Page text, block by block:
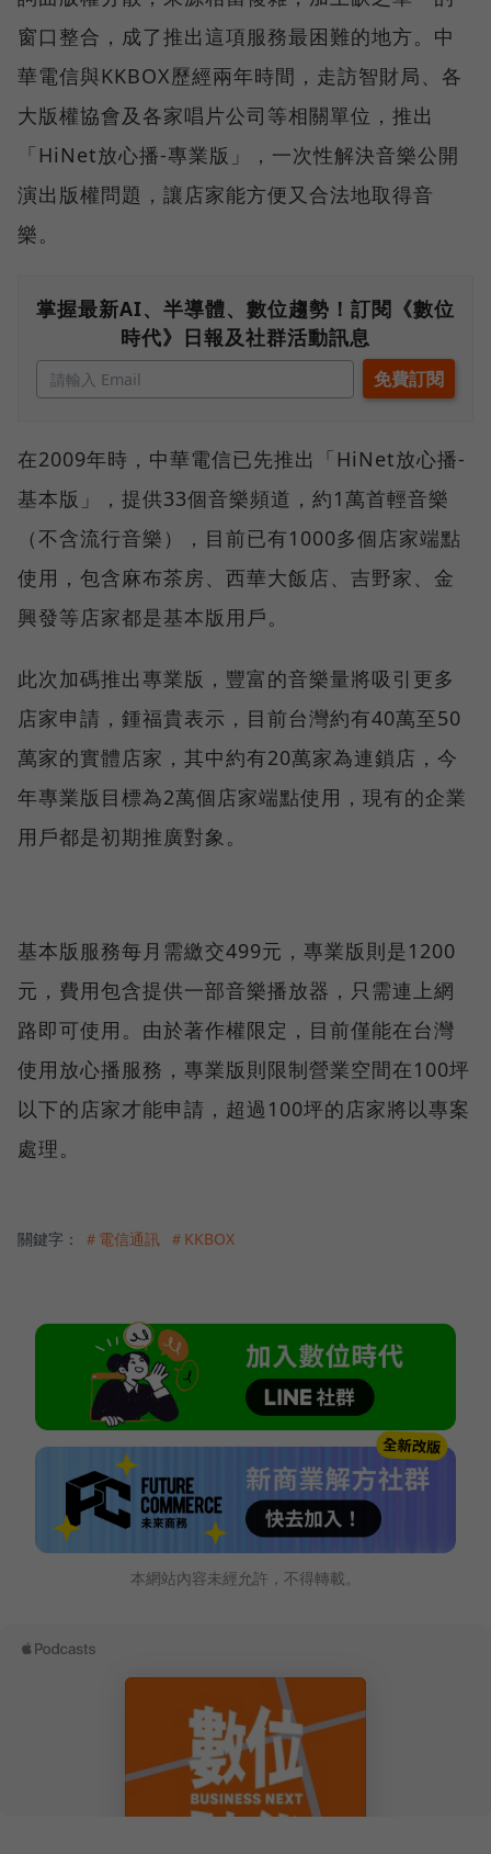
窗口整合，成了推出這項服務最困難的地方。中
華電信與KKBOX歷經兩年時間，走訪智財局、各
大版權協會及各家唱片公司等相關單位，推出
「HiNet放心播-專業版」，一次性解決音樂公開
演出版權問題，讓店家能方便又合法地取得音
樂。
掌握最新AI、半導體、數位趨勢！訂閱《數位
時代》日報及社群活動訊息
在2009年時，中華電信已先推出「HiNet放心播-
基本版」，提供33個音樂頻道，約1萬首輕音樂
（不含流行音樂），目前已有1000多個店家端點
使用，包含麻布茶房、西華大飯店、吉野家、金
興發等店家都是基本版用戶。
此次加碼推出專業版，豐富的音樂量將吸引更多
店家申請，鍾福貴表示，目前台灣約有40萬至50
萬家的實體店家，其中約有20萬家為連鎖店，今
年專業版目標為2萬個店家端點使用，現有的企業
用戶都是初期推廣對象。
基本版服務每月需繳交499元，專業版則是1200
元，費用包含提供一部音樂播放器，只需連上網
路即可使用。由於著作權限定，目前僅能在台灣
使用放心播服務，專業版則限制營業空間在100坪
以下的店家才能申請，超過100坪的店家將以專案
處理。
關鍵字： ＃電信通訊 ＃KKBOX
本網站內容未經允許，不得轉載。